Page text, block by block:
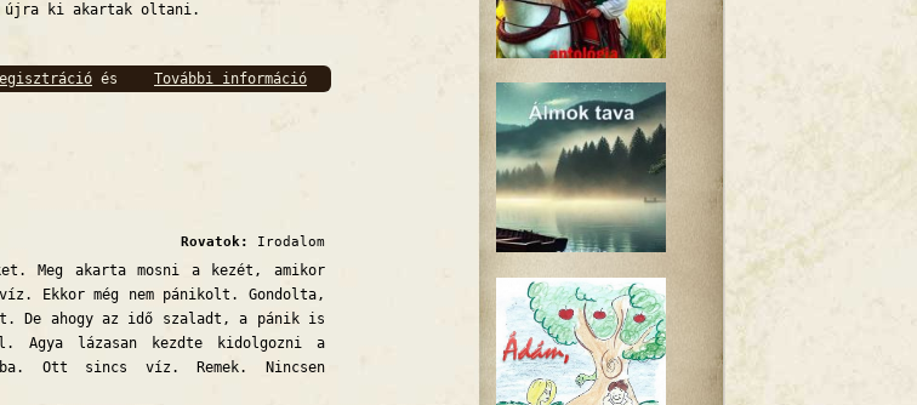
újra ki akartak oltani.
További információ
és
Rovatok: Irodalom
Meg akarta mosni a kezét, amikor
Ekkor még nem pánikolt. Gondolta,
De ahogy az idő szaladt, a pánik is
Agya lázasan kezdte kidolgozni a
Ott sincs víz. Remek. Nincsen